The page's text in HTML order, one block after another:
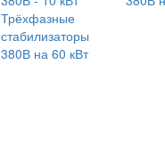
Трёхфазные
стабилизаторы
380В на 60 кВт